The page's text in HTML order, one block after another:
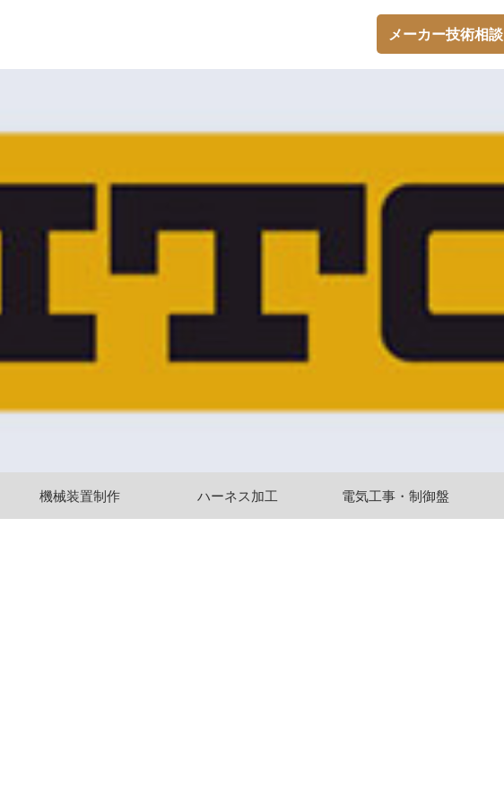
メーカー技術相談
機械装置制作 ハーネス加工 電気工事・制御盤